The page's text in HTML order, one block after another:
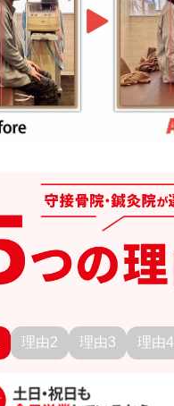
理由2 理由3 理由4